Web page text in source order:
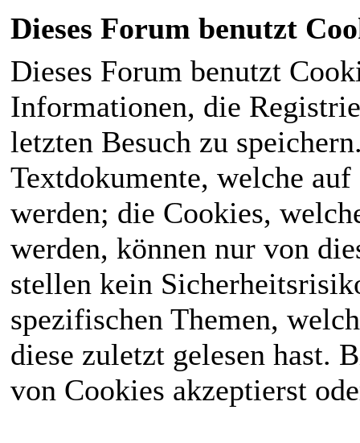
Dieses Forum benutzt
Dieses Forum benutzt
Informationen, die
letzten Besuch zu
Textdokumente, welche
werden; die Cookies,
werden, können nur von
stellen kein
spezifischen Themen,
diese zuletzt gelesen hast.
von Cookies akzeptierst